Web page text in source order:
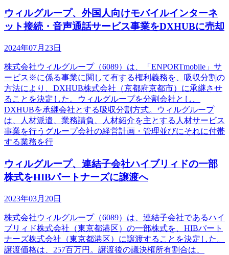
ウィルグループ、外国人向けモバイルインターネ
ット接続・音声通話サービス事業をDXHUBに売却
2024年07月23日
株式会社ウィルグループ（6089）は、「ENPORTmobile」サ
ービス※に係る事業に関して有する権利義務を、吸収分割の
方法により、DXHUB株式会社（京都府京都市）に承継させ
ることを決定した。ウィルグループを分割会社とし、
DXHUBを承継会社とする吸収分割方式。ウィルグループ
は、人材派遣、業務請負、人材紹介を主とする人材サービス
事業を行うグループ会社の経営計画・管理並びにそれに付帯
する業務を行
ウィルグループ、連結子会社ハイブリィドの一部
株式をHIBパートナーズに譲渡へ
2023年03月20日
株式会社ウィルグループ（6089）は、連結子会社であるハイ
ブリィド株式会社（東京都港区）の一部株式を、HIBパート
ナーズ株式会社（東京都港区）に譲渡することを決定した。
譲渡価格は、257百万円。譲渡後の議決権所有割合は、